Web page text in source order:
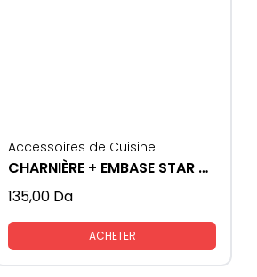
Accessoires de Cuisine
CHARNIÈRE + EMBASE STAR TRACK 3D
135,00 Da
ACHETER